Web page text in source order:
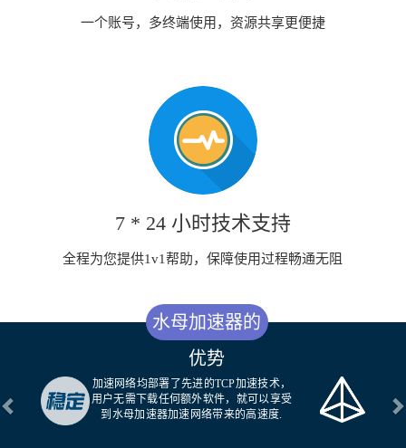
一个账号，多终端使用，资源共享更便捷
7 * 24 小时技术支持
全程为您提供1v1帮助，保障使用过程畅通无阻
水母加速器的
优势
加速网络均部署了先进的TCP加速技术，
用户无需下载任何额外软件，就可以享受
到水母加速器加速网络带来的高速度.
Previous